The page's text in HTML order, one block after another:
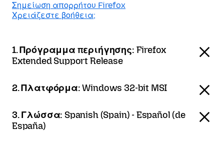
Σημείωση απορρήτου Firefox
Χρειάζεστε βοήθεια;
1. Πρόγραμμα περιήγησης: Firefox
Extended Support Release
2. Πλατφόρμα:Windows 32-bit MSI
3. Γλώσσα: Spanish (Spain) - Español (de
España)